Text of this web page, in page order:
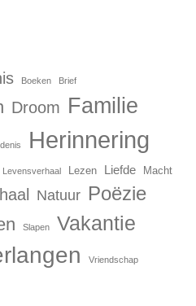
Boeken Brief
Droom Familie
Herinnering
Levensverhaal Lezen Liefde Macht
Natuur Poëzie
Slapen Vakantie
Vriendschap